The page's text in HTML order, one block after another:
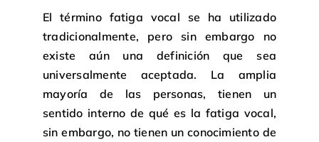
El término fatiga vocal se ha utilizado
tradicionalmente, pero sin embargo no
existe aún una definición que sea
universalmente aceptada. La amplia
mayoría de las personas, tienen un
sentido interno de qué es la fatiga vocal,
sin embargo, no tienen un conocimiento de